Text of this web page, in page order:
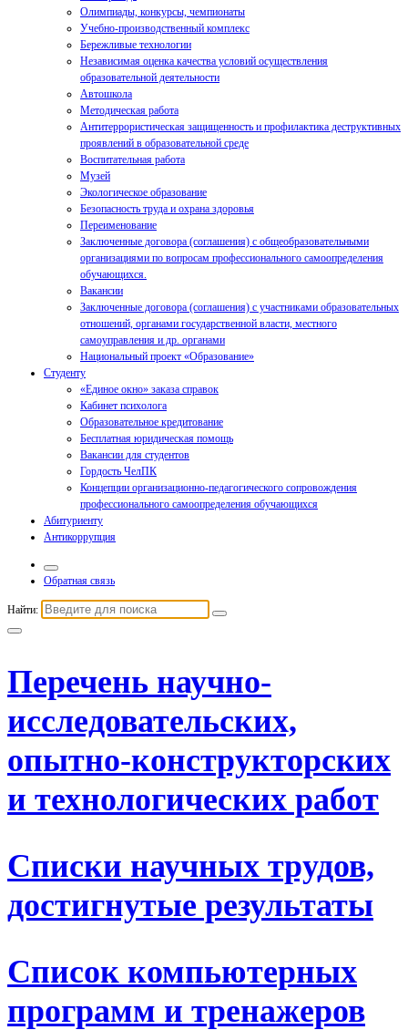
Олимпиады, конкурсы, чемпионаты
Учебно-производственный комплекс
Бережливые технологии
Независимая оценка качества условий осуществления
образовательной деятельности
Автошкола
Методическая работа
Антитеррористическая защищенность и профилактика деструктивных
проявлений в образовательной среде
Воспитательная работа
Музей
Экологическое образование
Безопасность труда и охрана здоровья
Переименование
Заключенные договора (соглашения) с общеобразовательными
организациями по вопросам профессионального самоопределения
обучающихся.
Вакансии
Заключенные договора (соглашения) с участниками образовательных
отношений, органами государственной власти, местного
самоуправления и др. органами
Национальный проект «Образование»
Студенту
«Единое окно» заказа справок
Кабинет психолога
Образовательное кредитование
Бесплатная юридическая помощь
Вакансии для студентов
Гордость ЧелПК
Концепции организационно-педагогического сопровождения
профессионального самоопределения обучающихся
Абитуриенту
Антикоррупция
Обратная связь
Найти:
Перечень научно-
исследовательских,
опытно-конструкторских
и технологических работ
Списки научных трудов,
достигнутые результаты
Список компьютерных
программ и тренажеров